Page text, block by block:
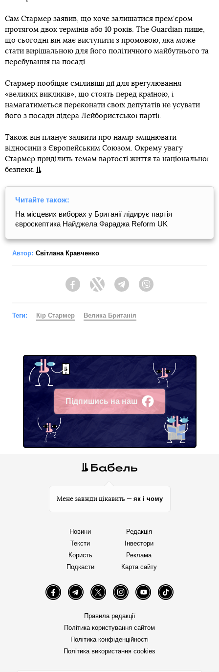
Сам Стармер заявив, що хоче залишатися прем’єром
протягом двох термінів або 10 років. The Guardian пише,
що сьогодні він має виступити з промовою, яка може
стати вирішальною для його політичного майбутнього та
перебування на посаді.
Стармер пообіцяє сміливіші дії для врегулювання
«великих викликів», що стоять перед країною, і
намагатиметься переконати своїх депутатів не усувати
його з посади лідера Лейбористської партії.
Також він планує заявити про намір зміцнювати
відносини з Європейським Союзом. Окрему увагу
Стармер приділить темам вартості життя та національної
безпеки.
Читайте також:
На місцевих виборах у Британії лідирує партія
євроскептика Найджела Фараджа Reform UK
Автор: Світлана Кравченко
FacebookTwitter Telegram
Теги: Кір Стармер Велика Британія
Підпишись на наш
Facebook
Мене завжди цікавить — як і чому
Новини
Тексти
Користь
Подкасти
Редакція
Інвестори
Реклама
Карта сайту
FacebookTelegramTwitter InstagramYouTube TikTok
Правила редакції
Політика користування сайтом
Політика конфіденційності
Політика використання cookies